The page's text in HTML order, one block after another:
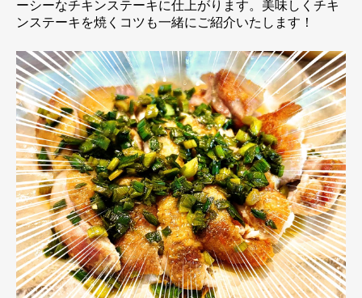
ーシーなチキンステーキに仕上がります。美味しくチキ
ンステーキを焼くコツも一緒にご紹介いたします！